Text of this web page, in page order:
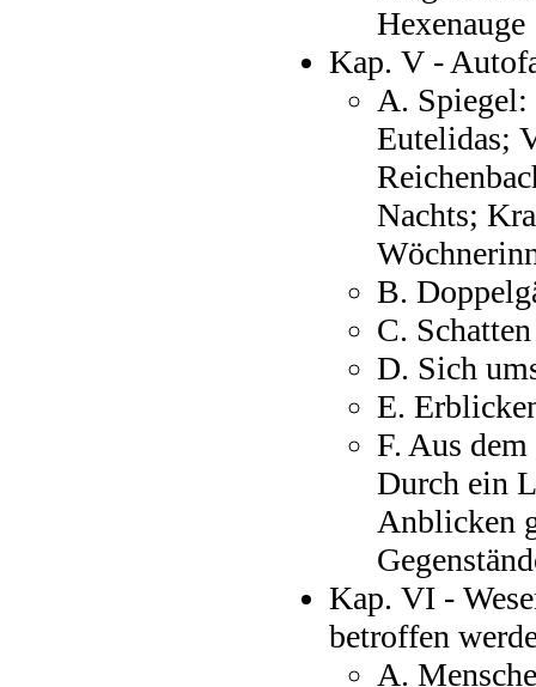
Hexenauge
Kap. V -
A.
Eutelidas;
Nachts;
B.
C. Schatten
D. Sich
E.
F. Aus
Durch ein
Anblicken
Kap. VI -
betroffen
A.